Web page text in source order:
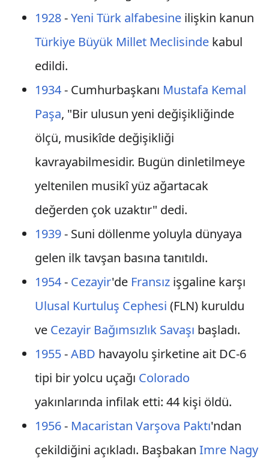
1928-Yeni Türk alfabesineilişkin kanun
Türkiye Büyük Millet Meclisindekabul
edildi.
1934- Cumhurbaşkanı Mustafa Kemal
Paşa, "Bir ulusun yeni değişikliğinde
ölçü, musikîde değişikliği
kavrayabilmesidir. Bugün dinletilmeye
yeltenilen musikî yüz ağartacak
değerden çok uzaktır" dedi.
1939- Suni döllenme yoluyla dünyaya
gelen ilk tavşan basına tanıtıldı.
1954- Cezayir'de Fransızişgaline karşı
Ulusal Kurtuluş Cephesi (FLN) kuruldu
ve Cezayir Bağımsızlık Savaşı başladı.
1955-ABD havayolu şirketine ait DC-6
tipi bir yolcu uçağı Colorado
yakınlarında infilak etti: 44 kişi öldü.
1956- Macaristan Varşova Paktı'ndan
çekildiğini açıkladı. Başbakan Imre Nagy